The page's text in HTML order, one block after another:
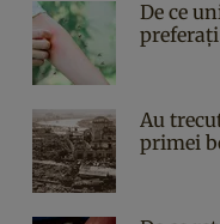
De ce
Au
primei